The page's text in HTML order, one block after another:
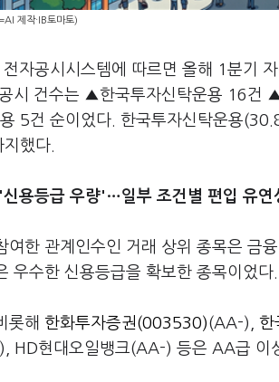
제작·IB토마토)
자공시시스템에 따르면 올해 1분기
시 건수는 ▲한국투자신탁운용 16
5건 순이었다. 한국투자신탁운용
했다.
용등급 우량'…일부 조건별 편입 유연
여한 관계인수인 거래 상위 종목은 금
우수한 신용등급을 확보한 종목이었다.
롯해 한화투자증권(003530)(AA-), 한
HD현대오일뱅크(AA-) 등은 AA급 이